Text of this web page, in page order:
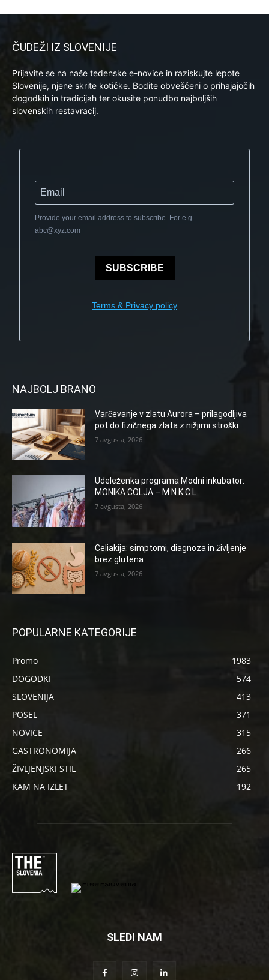
ČUDEŽI IZ SLOVENIJE
Prijavite se na naše tedenske e-novice in raziskujte lepote
Slovenije, njene skrite kotičke. Bodite obveščeni o prihajajočih
dogodkih in tradicijah ter okusite ponudbo najboljših
slovenskih restavracij.
Provide your email address to subscribe. For e.g
abc@xyz.com
SUBSCRIBE
Terms & Privacy policy
NAJBOLJ BRANO
Varčevanje v zlatu Aurora – prilagodljiva
pot do fizičnega zlata z nižjimi stroški
7 avgusta, 2026
Udeleženka programa Modni inkubator:
MONIKA COLJA – M N K C L
7 avgusta, 2026
Celiakija: simptomi, diagnoza in življenje
brez glutena
7 avgusta, 2026
POPULARNE KATEGORIJE
Promo
1983
DOGODKI
574
SLOVENIJA
413
POSEL
371
NOVICE
315
GASTRONOMIJA
266
ŽIVLJENJSKI STIL
265
KAM NA IZLET
192
SLEDI NAM